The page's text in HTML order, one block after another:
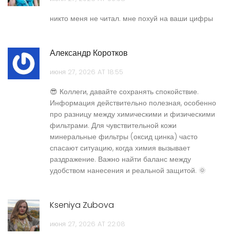
никто меня не читал. мне похуй на ваши цифры
Александр Коротков
июня 27, 2026 AT 18:55
😎 Коллеги, давайте сохранять спокойствие.
Информация действительно полезная, особенно
про разницу между химическими и физическими
фильтрами. Для чувствительной кожи
минеральные фильтры (оксид цинка) часто
спасают ситуацию, когда химия вызывает
раздражение. Важно найти баланс между
удобством нанесения и реальной защитой. 🌞
Kseniya Zubova
июня 27, 2026 AT 22:08